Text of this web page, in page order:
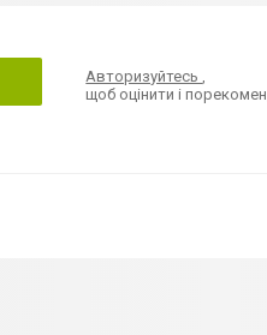
Авторизуйтесь
щоб оцінити і